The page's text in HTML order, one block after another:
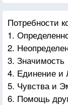
Потребности
1.
2.
3. Значимость
4. Единение и
5. Чувства и
6. Помощь